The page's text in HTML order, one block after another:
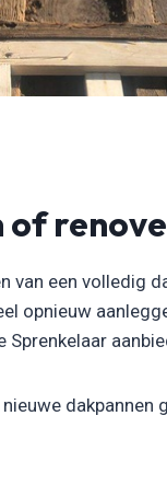
of
van een volledig
opnieuw